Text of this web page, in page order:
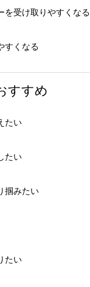
を受け取りやすくなる
すくなる
すすめ
たい
たい
掴みたい
たい